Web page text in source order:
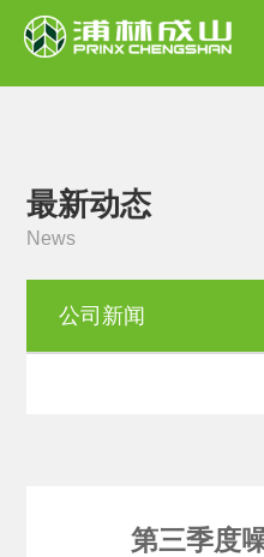
最新动态
News
公司新闻
第三季度